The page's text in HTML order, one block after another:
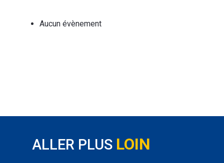
Aucun évènement
ALLER PLUS LOIN